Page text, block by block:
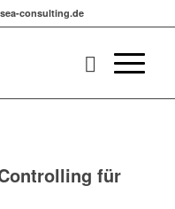
consulting.de
für